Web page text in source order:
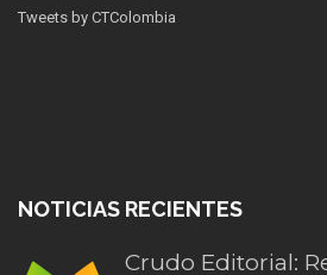
Tweets by CTColombia
NOTICIAS RECIENTES
Crudo Editorial: